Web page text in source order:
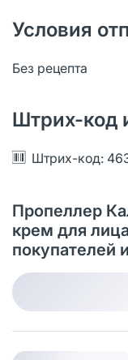
Условия
Без рецепта
Штрих-код
Штрих-код:
Пропеллер
крем для
покупателей